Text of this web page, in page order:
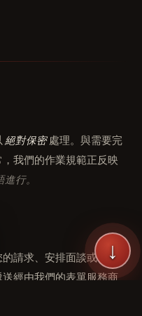
絕對保密處理。與需要完
我們的作業規範正反映
行。
請求、安排面談或修煉
經由我們的表單服務商
↓